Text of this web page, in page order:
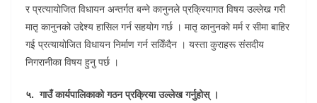
र प्रत्यायोजित विधायन अन्तर्गत बन्ने कानुनले प्रक्रियागत विषय उल्लेख गरी
मातृ कानुनको उद्देश्य हासिल गर्न सहयोग गर्छ । मातृ कानुनको मर्म र सीमा बाहिर
गई प्रत्यायोजित विधायन निर्माण गर्न सकिँदैन । यस्ता कुराहरू संसदीय
निगरानीका विषय हुनु पर्छ ।
५. गाउँ कार्यपालिकाको गठन प्रक्रिया उल्लेख गर्नुहोस् ।